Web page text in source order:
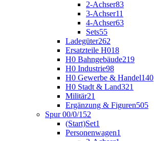
2-Achser83
3-Achser11
4-Achser63
Sets55
Ladegüter262
Ersatzteile H018
H0 Bahngebäude219
H0 Industrie98
H0 Gewerbe & Handel140
H0 Stadt & Land321
Militär21
Ergänzung & Figuren505
Spur 00/0/1 52
(Start)Set1
Personenwagen1